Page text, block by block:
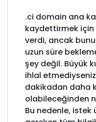
.ci domain ana
kaydettirmek için
verdi, ancak
uzun süre
şey değil. Büyük
ihlal
dakikadan daha
olabileceğinden
Bu nedenle, istek